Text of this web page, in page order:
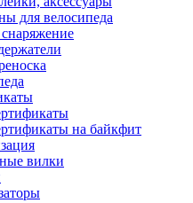
для велосипеда
на байкфит
вилки